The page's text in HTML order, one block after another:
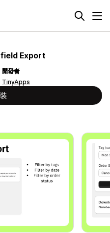
Export
開發者
TinyApps